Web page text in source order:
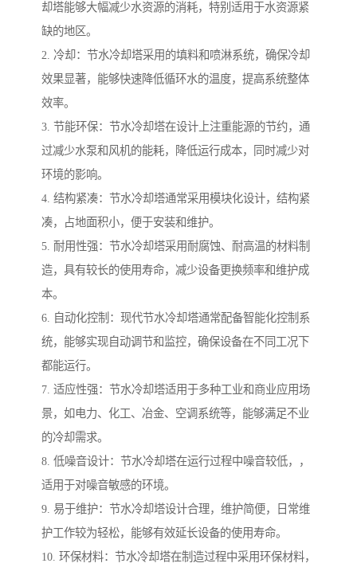
却塔能够大幅减少水资源的消耗，特别适用于水资源紧
缺的地区。
2. 冷却：节水冷却塔采用的填料和喷淋系统，确保冷却
效果显著，能够快速降低循环水的温度，提高系统整体
效率。
3. 节能环保：节水冷却塔在设计上注重能源的节约，通
过减少水泵和风机的能耗，降低运行成本，同时减少对
环境的影响。
4. 结构紧凑：节水冷却塔通常采用模块化设计，结构紧
凑，占地面积小，便于安装和维护。
5. 耐用性强：节水冷却塔采用耐腐蚀、耐高温的材料制
造，具有较长的使用寿命，减少设备更换频率和维护成
本。
6. 自动化控制：现代节水冷却塔通常配备智能化控制系
统，能够实现自动调节和监控，确保设备在不同工况下
都能运行。
7. 适应性强：节水冷却塔适用于多种工业和商业应用场
景，如电力、化工、冶金、空调系统等，能够满足不业
的冷却需求。
8. 低噪音设计：节水冷却塔在运行过程中噪音较低，，
适用于对噪音敏感的环境。
9. 易于维护：节水冷却塔设计合理，维护简便，日常维
护工作较为轻松，能够有效延长设备的使用寿命。
10. 环保材料：节水冷却塔在制造过程中采用环保材料，